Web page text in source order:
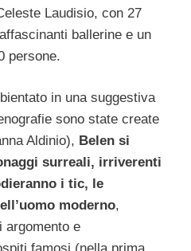
Laudisio, con 27
ballerine e un
persone.
in una suggestiva
sono state create
Aldinio), Belen si
surreali, irriverenti
i tic, le
moderno,
argomento e